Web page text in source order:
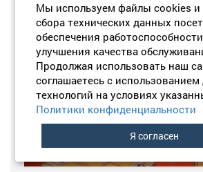
Мы используем файлы cookies и
сбора технических данных
обеспечения
улучшения качества
Продолжая использовать наш
соглашаетесь с
технологий на условиях
Политики конфиденциальности
Я согласен